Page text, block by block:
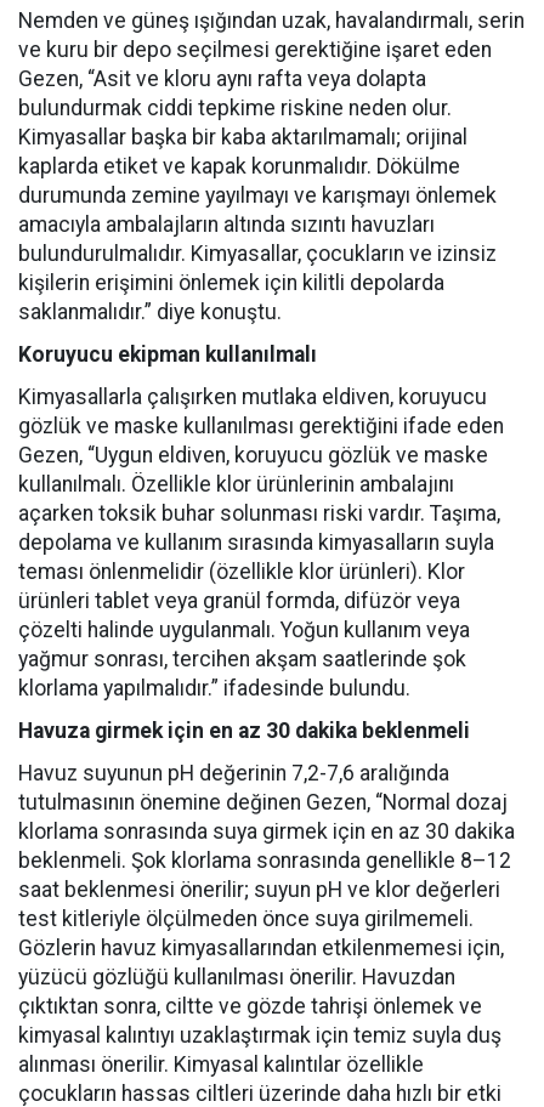
Nemden ve güneş ışığından uzak, havalandırmalı, serin
ve kuru bir depo seçilmesi gerektiğine işaret eden
Gezen, “Asit ve kloru aynı rafta veya dolapta
bulundurmak ciddi tepkime riskine neden olur.
Kimyasallar başka bir kaba aktarılmamalı; orijinal
kaplarda etiket ve kapak korunmalıdır. Dökülme
durumunda zemine yayılmayı ve karışmayı önlemek
amacıyla ambalajların altında sızıntı havuzları
bulundurulmalıdır. Kimyasallar, çocukların ve izinsiz
kişilerin erişimini önlemek için kilitli depolarda
saklanmalıdır.” diye konuştu.
Koruyucu ekipman kullanılmalı
Kimyasallarla çalışırken mutlaka eldiven, koruyucu
gözlük ve maske kullanılması gerektiğini ifade eden
Gezen, “Uygun eldiven, koruyucu gözlük ve maske
kullanılmalı. Özellikle klor ürünlerinin ambalajını
açarken toksik buhar solunması riski vardır. Taşıma,
depolama ve kullanım sırasında kimyasalların suyla
teması önlenmelidir (özellikle klor ürünleri). Klor
ürünleri tablet veya granül formda, difüzör veya
çözelti halinde uygulanmalı. Yoğun kullanım veya
yağmur sonrası, tercihen akşam saatlerinde şok
klorlama yapılmalıdır.” ifadesinde bulundu.
Havuza girmek için en az 30 dakika beklenmeli
Havuz suyunun pH değerinin 7,2-7,6 aralığında
tutulmasının önemine değinen Gezen, “Normal dozaj
klorlama sonrasında suya girmek için en az 30 dakika
beklenmeli. Şok klorlama sonrasında genellikle 8–12
saat beklenmesi önerilir; suyun pH ve klor değerleri
test kitleriyle ölçülmeden önce suya girilmemeli.
Gözlerin havuz kimyasallarından etkilenmemesi için,
yüzücü gözlüğü kullanılması önerilir. Havuzdan
çıktıktan sonra, ciltte ve gözde tahrişi önlemek ve
kimyasal kalıntıyı uzaklaştırmak için temiz suyla duş
alınması önerilir. Kimyasal kalıntılar özellikle
çocukların hassas ciltleri üzerinde daha hızlı bir etki